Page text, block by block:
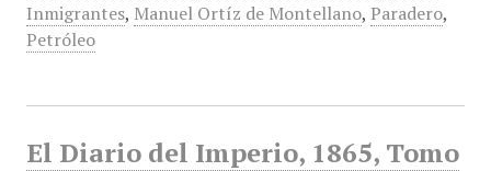
Inmigrantes, Manuel Ortíz de Montellano, Paradero,
Petróleo
El Diario del Imperio, 1865, Tomo